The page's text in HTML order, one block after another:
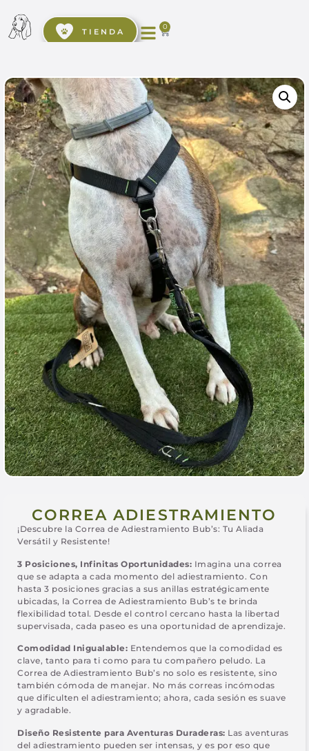
0
TIENDA
CORREA ADIESTRAMIENTO
¡Descubre la Correa de Adiestramiento Bub’s: Tu Aliada
Versátil y Resistente!
3 Posiciones, Infinitas Oportunidades: Imagina una correa
que se adapta a cada momento del adiestramiento. Con
hasta 3 posiciones gracias a sus anillas estratégicamente
ubicadas, la Correa de Adiestramiento Bub’s te brinda
flexibilidad total. Desde el control cercano hasta la libertad
supervisada, cada paseo es una oportunidad de aprendizaje.
Comodidad Inigualable: Entendemos que la comodidad es
clave, tanto para ti como para tu compañero peludo. La
Correa de Adiestramiento Bub’s no solo es resistente, sino
también cómoda de manejar. No más correas incómodas
que dificulten el adiestramiento; ahora, cada sesión es suave
y agradable.
Diseño Resistente para Aventuras Duraderas: Las aventuras
del adiestramiento pueden ser intensas, y es por eso que